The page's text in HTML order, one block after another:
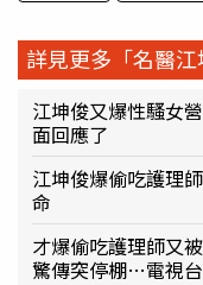
詳見更多「名醫
江坤俊又爆性騷女
面回應了
江坤俊爆偷吃護理
命
才爆偷吃護理師又
驚傳突停棚…電視